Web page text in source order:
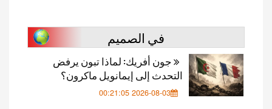
في الصميم
جون أفريك: لماذا تبون يرفض
التحدث إلى إيمانويل ماكرون؟
2026-08-03 00:21:05